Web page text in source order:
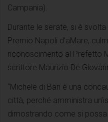
Campania).
Durante le serate, si è
Premio Napoli d’aMare,
riconoscimento al Prefetto
scrittore Maurizio De
“Michele di Bari è una
città, perché amministra
dimostrando come si possa